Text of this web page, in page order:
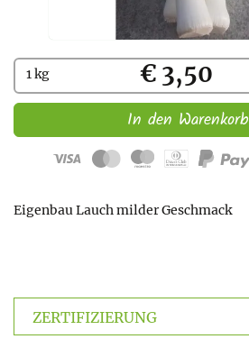
Kaufen
1 kg € 3,50
In den Warenkorb
Eigenbau Lauch milder Geschmack
ZERTIFIZIERUNG